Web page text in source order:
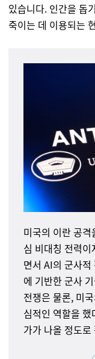
있습니다. 인간을 돕
죽이는 데 이용되는
미국의 이란 공
심 비대칭 전력
면서 AI의 군사
에 기반한 군사
전쟁은 물론, 미
심적인 역할을 했
가가 나올 정도